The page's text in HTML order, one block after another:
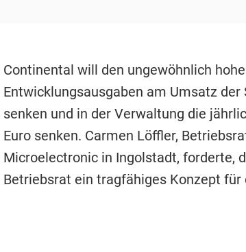
Continental will den ungewöhnlich
Entwicklungsausgaben am Umsatz
senken und in der Verwaltung die
Euro senken. Carmen Löffler,
Microelectronic in Ingolstadt, forderte,
Betriebsrat ein tragfähiges Konzept